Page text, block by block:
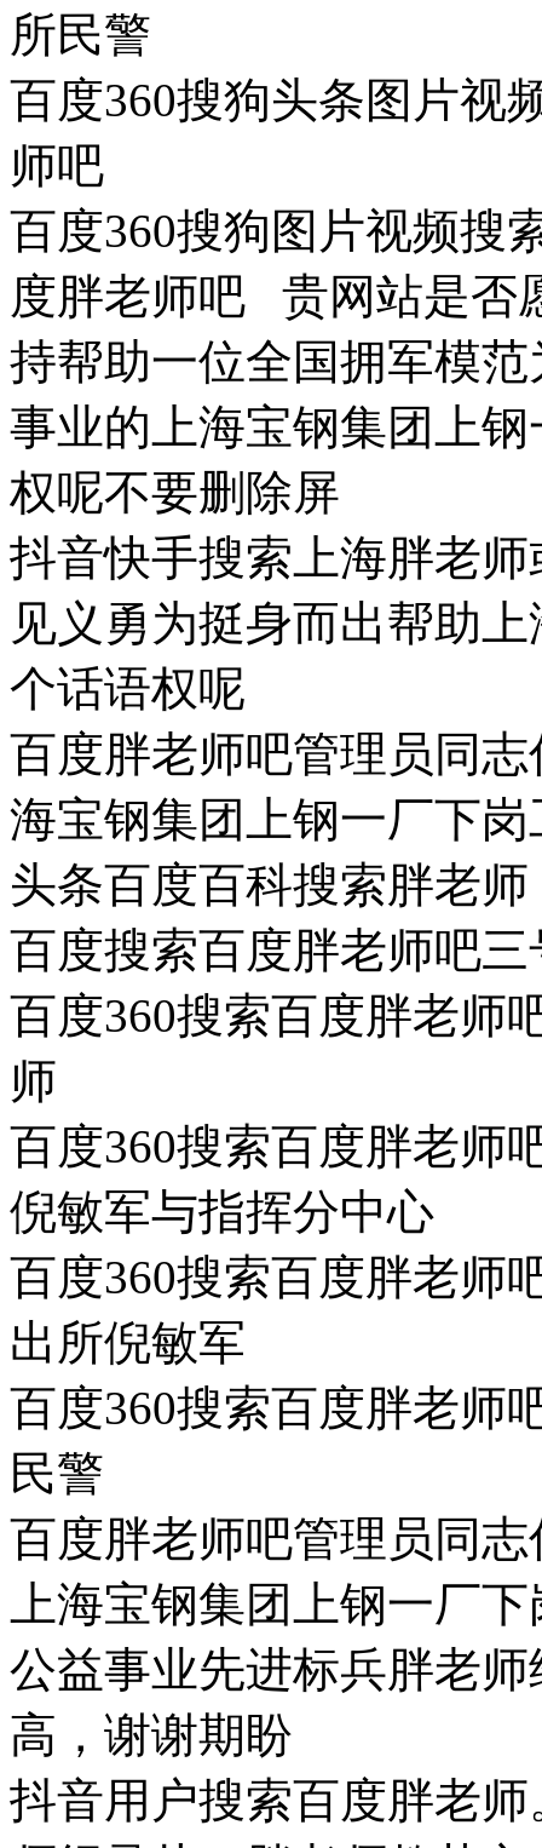
所民警
百度360搜狗头条图片视
师吧
百度360搜狗图片视频搜
度胖老师吧 贵网站是否
持帮助一位全国拥军模
事业的上海宝钢集团上
权呢不要删除屏
抖音快手搜索上海胖老
见义勇为挺身而出帮助
个话语权呢
百度胖老师吧管理员同
海宝钢集团上钢一厂下
头条百度百科搜索胖老师
百度搜索百度胖老师吧
百度360搜索百度胖老师
师
百度360搜索百度胖老师
倪敏军与指挥分中心
百度360搜索百度胖老师
出所倪敏军
百度360搜索百度胖老师
民警
百度胖老师吧管理员同
上海宝钢集团上钢一厂
公益事业先进标兵胖老
高，谢谢期盼
抖音用户搜索百度胖老